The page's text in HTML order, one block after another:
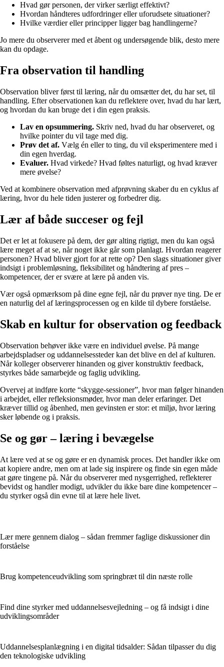
Hvad gør personen, der virker særligt effektivt?
Hvordan håndteres udfordringer eller uforudsete situationer?
Hvilke værdier eller principper ligger bag handlingerne?
Jo mere du observerer med et åbent og undersøgende blik, desto mere
kan du opdage.
Fra observation til handling
Observation bliver først til læring, når du omsætter det, du har set, til
handling. Efter observationen kan du reflektere over, hvad du har lært,
og hvordan du kan bruge det i din egen praksis.
Lav en opsummering. Skriv ned, hvad du har observeret, og
hvilke pointer du vil tage med dig.
Prøv det af. Vælg én eller to ting, du vil eksperimentere med i
din egen hverdag.
Evaluer. Hvad virkede? Hvad føltes naturligt, og hvad kræver
mere øvelse?
Ved at kombinere observation med afprøvning skaber du en cyklus af
læring, hvor du hele tiden justerer og forbedrer dig.
Lær af både succeser og fejl
Det er let at fokusere på dem, der gør alting rigtigt, men du kan også
lære meget af at se, når noget ikke går som planlagt. Hvordan reagerer
personen? Hvad bliver gjort for at rette op? Den slags situationer giver
indsigt i problemløsning, fleksibilitet og håndtering af pres –
kompetencer, der er svære at lære på anden vis.
Vær også opmærksom på dine egne fejl, når du prøver nye ting. De er
en naturlig del af læringsprocessen og en kilde til dybere forståelse.
Skab en kultur for observation og feedback
Observation behøver ikke være en individuel øvelse. På mange
arbejdspladser og uddannelsessteder kan det blive en del af kulturen.
Når kolleger observerer hinanden og giver konstruktiv feedback,
styrkes både samarbejde og faglig udvikling.
Overvej at indføre korte “skygge-sessioner”, hvor man følger hinanden
i arbejdet, eller refleksionsmøder, hvor man deler erfaringer. Det
kræver tillid og åbenhed, men gevinsten er stor: et miljø, hvor læring
sker løbende og i praksis.
Se og gør – læring i bevægelse
At lære ved at se og gøre er en dynamisk proces. Det handler ikke om
at kopiere andre, men om at lade sig inspirere og finde sin egen måde
at gøre tingene på. Når du observerer med nysgerrighed, reflekterer
bevidst og handler modigt, udvikler du ikke bare dine kompetencer –
du styrker også din evne til at lære hele livet.
Lær mere gennem dialog – sådan fremmer faglige diskussioner din
forståelse
Brug kompetenceudvikling som springbræt til din næste rolle
Find dine styrker med uddannelsesvejledning – og få indsigt i dine
udviklingsområder
Uddannelsesplanlægning i en digital tidsalder: Sådan tilpasser du dig
den teknologiske udvikling